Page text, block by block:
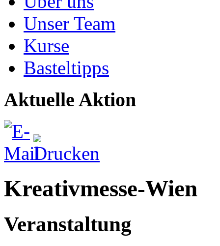
Unser Team
Kurse
Basteltipps
Aktuelle Aktion
Kreativmesse-Wien
Veranstaltung